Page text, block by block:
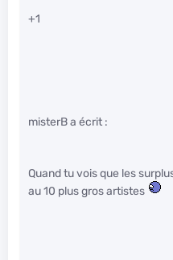
+1
misterB a écrit :
Quand tu vois que les
au 10 plus gros artistes